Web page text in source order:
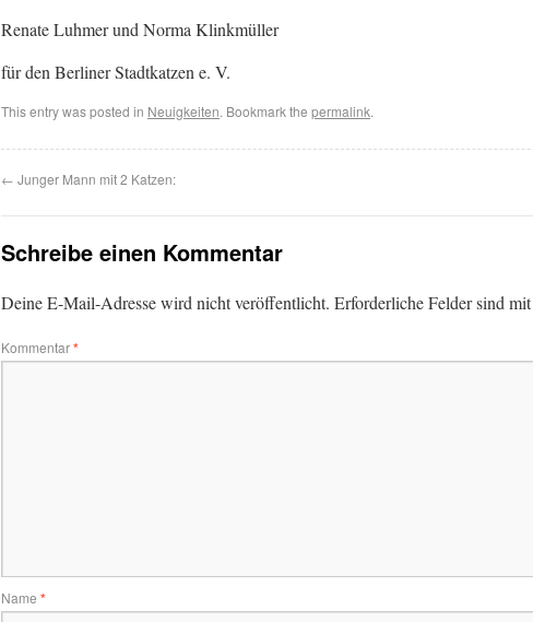
Renate Luhmer und Norma Klinkmüller
für den Berliner Stadtkatzen e. V.
This entry was posted in Neuigkeiten. Bookmark the permalink.
← Junger Mann mit 2 Katzen:
Schreibe einen Kommentar
Deine E-Mail-Adresse wird nicht veröffentlicht. Erforderliche Felder sind mit
Kommentar*
Name *